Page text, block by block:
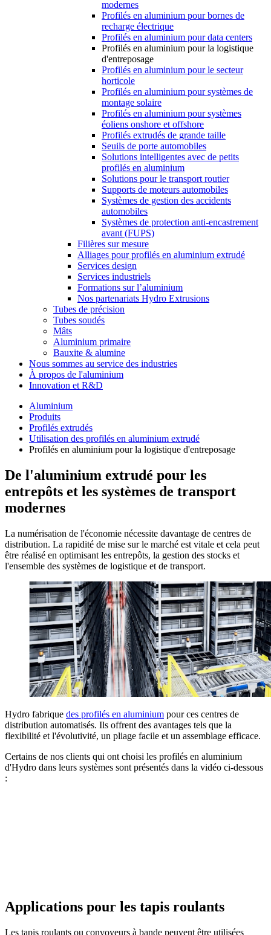
modernes
Profilés en aluminium pour bornes de
recharge électrique
Profilés en aluminium pour data centers
Profilés en aluminium pour la logistique
d'entreposage
Profilés en aluminium pour le secteur
horticole
Profilés en aluminium pour systèmes de
montage solaire
Profilés en aluminium pour systèmes
éoliens onshore et offshore
Profilés extrudés de grande taille
Seuils de porte automobiles
Solutions intelligentes avec de petits
profilés en aluminium
Solutions pour le transport routier
Supports de moteurs automobiles
Systèmes de gestion des accidents
automobiles
Systèmes de protection anti-encastrement
avant (FUPS)
Filières sur mesure
Alliages pour profilés en aluminium extrudé
Services design
Services industriels
Formations sur l’aluminium
Nos partenariats Hydro Extrusions
Tubes de précision
Tubes soudés
Mâts
Aluminium primaire
Bauxite & alumine
Nous sommes au service des industries
À propos de l'aluminium
Innovation et R&D
Aluminium
Produits
Profilés extrudés
Utilisation des profilés en aluminium extrudé
Profilés en aluminium pour la logistique d'entreposage
De l'aluminium extrudé pour les
entrepôts et les systèmes de transport
modernes
La numérisation de l'économie nécessite davantage de centres de
distribution. La rapidité de mise sur le marché est vitale et cela peut
être réalisé en optimisant les entrepôts, la gestion des stocks et
l'ensemble des systèmes de logistique et de transport.
Hydro fabrique des profilés en aluminium pour ces centres de
distribution automatisés. Ils offrent des avantages tels que la
flexibilité et l'évolutivité, un pliage facile et un assemblage efficace.
Certains de nos clients qui ont choisi les profilés en aluminium
d'Hydro dans leurs systèmes sont présentés dans la vidéo ci-dessous
:
Applications pour les tapis roulants
Les tapis roulants ou convoyeurs à bande peuvent être utilisées